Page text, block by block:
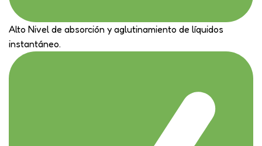
Alto Nivel de absorción y aglutinamiento de líquidos
instantáneo.